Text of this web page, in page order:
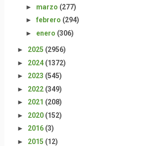
► marzo (277)
► febrero (294)
► enero (306)
► 2025 (2956)
► 2024 (1372)
► 2023 (545)
► 2022 (349)
► 2021 (208)
► 2020 (152)
► 2016 (3)
► 2015 (12)